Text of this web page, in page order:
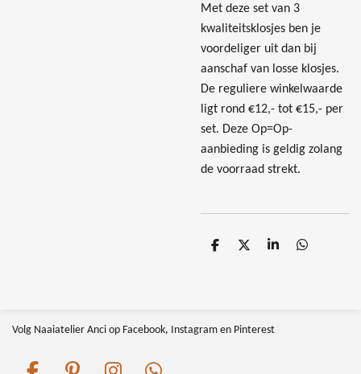
Met deze set van 3
kwaliteitsklosjes ben je
voordeliger uit dan bij
aanschaf van losse klosjes.
De reguliere winkelwaarde
ligt rond €12,- tot €15,- per
set. Deze Op=Op-
aanbieding is geldig zolang
de voorraad strekt.
D
D
S
D
Volg Naaiatelier Anci op Facebook, Instagram en Pinterest